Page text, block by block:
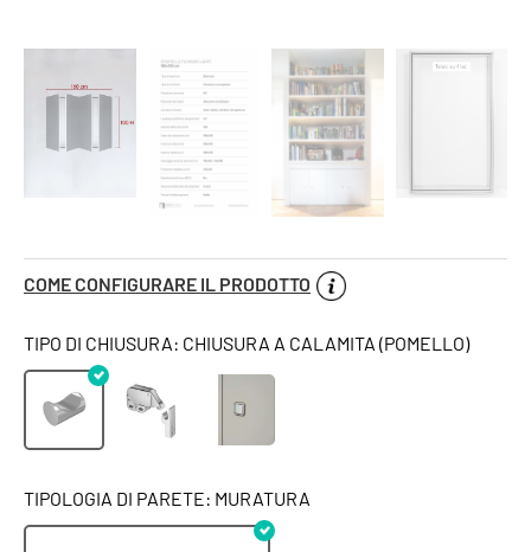
COME CONFIGURARE IL PRODOTTO
TIPO DI CHIUSURA: CHIUSURA A CALAMITA (POMELLO)
TIPOLOGIA DI PARETE: MURATURA